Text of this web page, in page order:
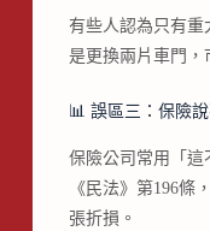
有些人認為只有重
是更換兩片車門，
📊 誤區三：保險
保險公司常用「這
《民法》第196條
張折損。